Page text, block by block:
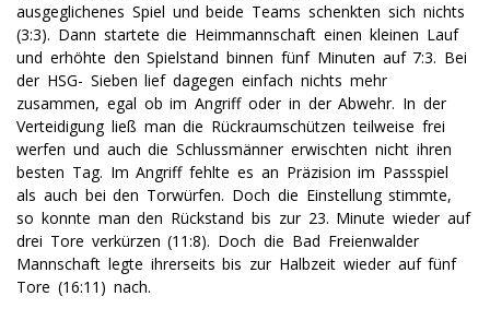
ausgeglichenes Spiel und beide Teams schenkten sich nichts
(3:3). Dann startete die Heimmannschaft einen kleinen Lauf
und erhöhte den Spielstand binnen fünf Minuten auf 7:3. Bei
der HSG- Sieben lief dagegen einfach nichts mehr
zusammen, egal ob im Angriff oder in der Abwehr. In der
Verteidigung ließ man die Rückraumschützen teilweise frei
werfen und auch die Schlussmänner erwischten nicht ihren
besten Tag. Im Angriff fehlte es an Präzision im Passspiel
als auch bei den Torwürfen. Doch die Einstellung stimmte,
so konnte man den Rückstand bis zur 23. Minute wieder auf
drei Tore verkürzen (11:8). Doch die Bad Freienwalder
Mannschaft legte ihrerseits bis zur Halbzeit wieder auf fünf
Tore (16:11) nach.